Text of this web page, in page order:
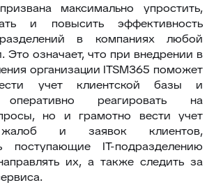
максимально упростить,
и повысить эффективность
в компаниях любой
Это означает, что при внедрении в
организации ITSM365 поможет
учет клиентской базы и
оперативно реагировать на
но и грамотно вести учет
и заявок клиентов,
поступающие IT-подразделению
их, а также следить за